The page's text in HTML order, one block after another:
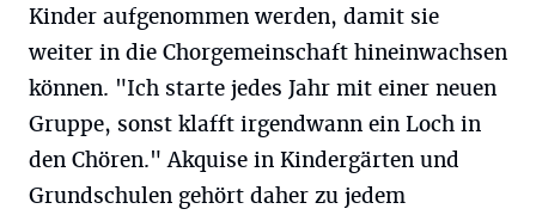
Kinder aufgenommen werden, damit sie
weiter in die Chorgemeinschaft hineinwachsen
können. "Ich starte jedes Jahr mit einer neuen
Gruppe, sonst klafft irgendwann ein Loch in
den Chören." Akquise in Kindergärten und
Grundschulen gehört daher zu jedem